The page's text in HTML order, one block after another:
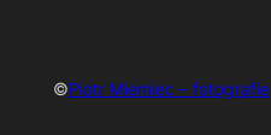
©Piotr Miemiec – fotografie